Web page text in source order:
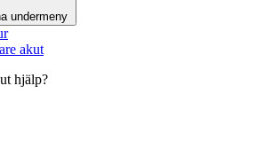
undermeny
akut
hjälp?